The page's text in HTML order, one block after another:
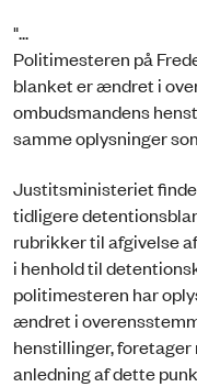
"...
Politimesteren på
blanket er ændret i
ombudsmandens
samme oplysninger
Justitsministeriet
tidligere
rubrikker til afgivelse
i henhold til
politimesteren har
ændret i
henstillinger,
anledning af dette